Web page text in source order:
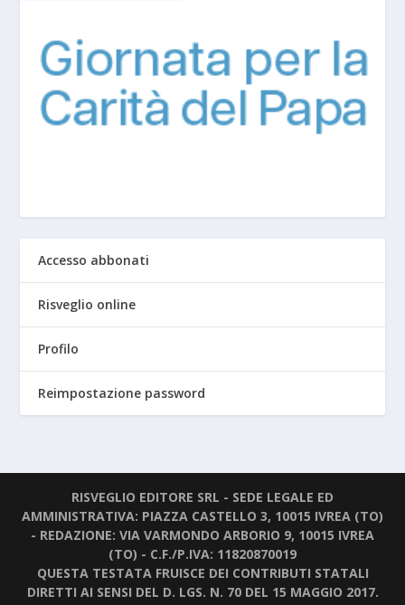
Accesso abbonati
Risveglio online
Profilo
Reimpostazione password
RISVEGLIO EDITORE SRL - SEDE LEGALE ED
AMMINISTRATIVA: PIAZZA CASTELLO 3, 10015 IVREA (TO)
- REDAZIONE: VIA VARMONDO ARBORIO 9, 10015 IVREA
(TO) - C.F./P.IVA: 11820870019
QUESTA TESTATA FRUISCE DEI CONTRIBUTI STATALI
DIRETTI AI SENSI DEL D. LGS. N. 70 DEL 15 MAGGIO 2017.